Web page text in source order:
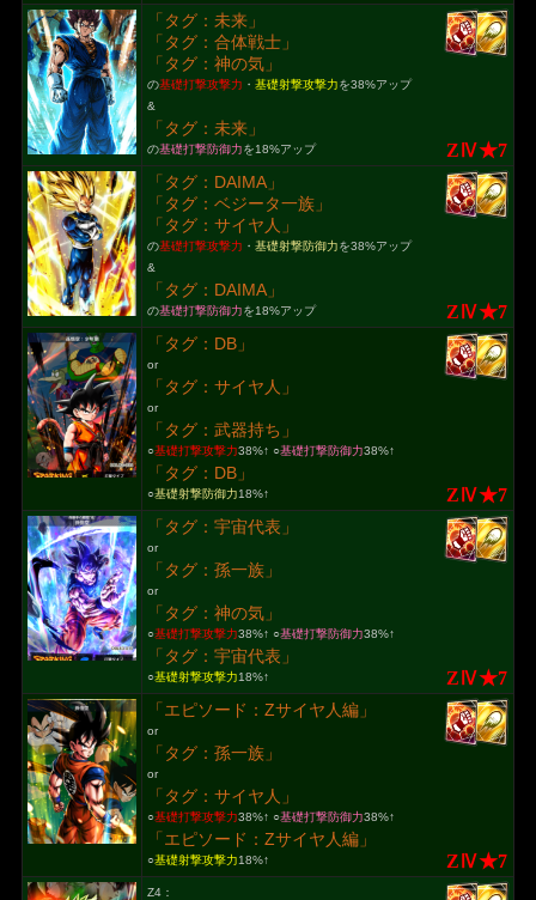
「タグ：未来」
「タグ：合体戦士」
「タグ：神の気」
の基礎打撃攻撃力 ・ 基礎射撃攻撃力を38%アップ
&
「タグ：未来」
の基礎打撃防御力を18%アップ ZⅣ★7
「タグ：DAIMA」
「タグ：ベジータ一族」
「タグ：サイヤ人」
の基礎打撃攻撃力 ・ 基礎射撃防御力を38%アップ
&
「タグ：DAIMA」
の基礎打撃防御力を18%アップ ZⅣ★7
「タグ：DB」
or
「タグ：サイヤ人」
or
「タグ：武器持ち」
○基礎打撃攻撃力38%↑ ○基礎打撃防御力38%↑
「タグ：DB」
○基礎射撃防御力18%↑ ZⅣ★7
「タグ：宇宙代表」
or
「タグ：孫一族」
or
「タグ：神の気」
○基礎打撃攻撃力38%↑ ○基礎打撃防御力38%↑
「タグ：宇宙代表」
○基礎射撃攻撃力18%↑ ZⅣ★7
「エピソード：Zサイヤ人編」
or
「タグ：孫一族」
or
「タグ：サイヤ人」
○基礎打撃攻撃力38%↑ ○基礎打撃防御力38%↑
「エピソード：Zサイヤ人編」
○基礎射撃攻撃力18%↑ ZⅣ★7
Z4：